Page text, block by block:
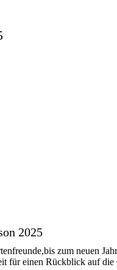
2025
zum neuen
für einen Rückblick auf die